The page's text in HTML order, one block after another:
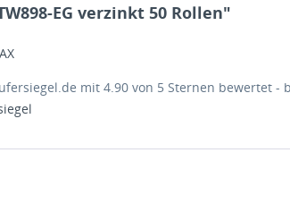
EG verzinkt 50 Rollen"
mit 4.90 von 5 Sternen bewertet -